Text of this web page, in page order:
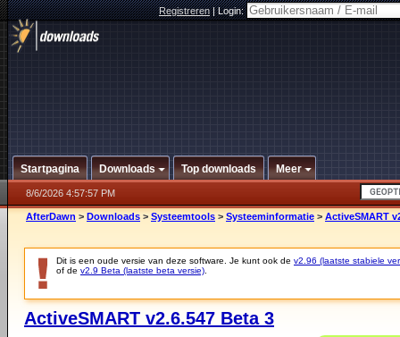
Registreren|Login:
Startpagina Downloads Top downloads Meer
8/6/2026 4:57:57 PM
AfterDawn > Downloads > Systeemtools > Systeeminformatie > ActiveSMART
Dit is een oude versie van deze software. Je kunt ook de v2.96 (laatste stabiele
of de v2.9 Beta (laatste beta versie)
ActiveSMART v2.6.547 Beta 3